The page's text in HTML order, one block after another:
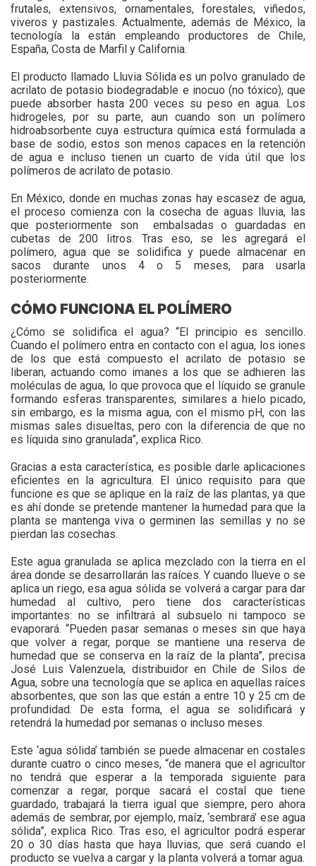
frutales, extensivos, ornamentales, forestales, viñedos,
viveros y pastizales. Actualmente, además de México, la
tecnología la están empleando productores de Chile,
España, Costa de Marfil y California.
El producto llamado Lluvia Sólida es un polvo granulado de
acrilato de potasio biodegradable e inocuo (no tóxico), que
puede absorber hasta 200 veces su peso en agua. Los
hidrogeles, por su parte, aun cuando son un polímero
hidroabsorbente cuya estructura química está formulada a
base de sodio, estos son menos capaces en la retención
de agua e incluso tienen un cuarto de vida útil que los
polímeros de acrilato de potasio.
En México, donde en muchas zonas hay escasez de agua,
el proceso comienza con la cosecha de aguas lluvia, las
que posteriormente son embalsadas o guardadas en
cubetas de 200 litros. Tras eso, se les agregará el
polímero, agua que se solidifica y puede almacenar en
sacos durante unos 4 o 5 meses, para usarla
posteriormente.
CÓMO FUNCIONA EL POLÍMERO
¿Cómo se solidifica el agua? “El principio es sencillo.
Cuando el polímero entra en contacto con el agua, los iones
de los que está compuesto el acrilato de potasio se
liberan, actuando como imanes a los que se adhieren las
moléculas de agua, lo que provoca que el líquido se granule
formando esferas transparentes, similares a hielo picado,
sin embargo, es la misma agua, con el mismo pH, con las
mismas sales disueltas, pero con la diferencia de que no
es líquida sino granulada”, explica Rico.
Gracias a esta característica, es posible darle aplicaciones
eficientes en la agricultura. El único requisito para que
funcione es que se aplique en la raíz de las plantas, ya que
es ahí donde se pretende mantener la humedad para que la
planta se mantenga viva o germinen las semillas y no se
pierdan las cosechas.
Este agua granulada se aplica mezclado con la tierra en el
área donde se desarrollarán las raíces. Y cuando llueve o se
aplica un riego, esa agua sólida se volverá a cargar para dar
humedad al cultivo, pero tiene dos características
importantes: no se infiltrará al subsuelo ni tampoco se
evaporará. “Pueden pasar semanas o meses sin que haya
que volver a regar, porque se mantiene una reserva de
humedad que se conserva en la raíz de la planta”, precisa
José Luis Valenzuela, distribuidor en Chile de Silos de
Agua, sobre una tecnología que se aplica en aquellas raíces
absorbentes, que son las que están a entre 10 y 25 cm de
profundidad. De esta forma, el agua se solidificará y
retendrá la humedad por semanas o incluso meses.
Este ‘agua sólida’ también se puede almacenar en costales
durante cuatro o cinco meses, “de manera que el agricultor
no tendrá que esperar a la temporada siguiente para
comenzar a regar, porque sacará el costal que tiene
guardado, trabajará la tierra igual que siempre, pero ahora
además de sembrar, por ejemplo, maíz, ‘sembrará’ ese agua
sólida”, explica Rico. Tras eso, el agricultor podrá esperar
20 o 30 días hasta que haya lluvias, que será cuando el
producto se vuelva a cargar y la planta volverá a tomar agua.